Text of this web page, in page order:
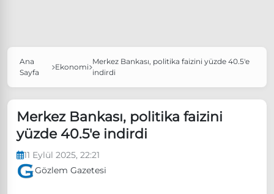
Popüler Aramalar
Özgür Özel, Ekrem İmamoğlu’nu ziyaret edecek
Ünlü çift bir etkinliğe daha katılmama kararı aldı
Boykot
Ana
Sayfa
Ekonomi
Merkez Bankası, politika faizini yüzde 40.5'e
indirdi
Merkez Bankası, politika faizini
yüzde 40.5'e indirdi
11 Eylül 2025, 22:21
Gözlem Gazetesi